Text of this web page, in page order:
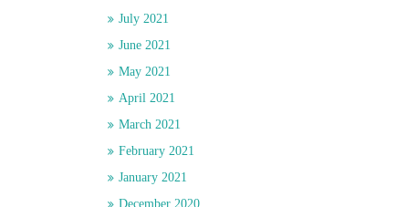
July 2021
June 2021
May 2021
April 2021
March 2021
February 2021
January 2021
December 2020